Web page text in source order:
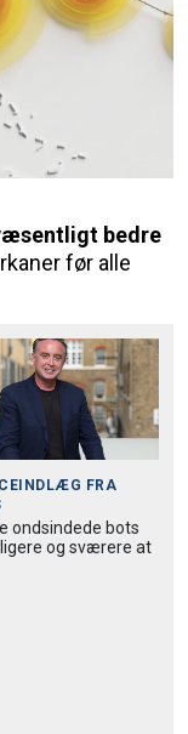
bedre
før alle
FRA
ondsindede bots
og sværere at